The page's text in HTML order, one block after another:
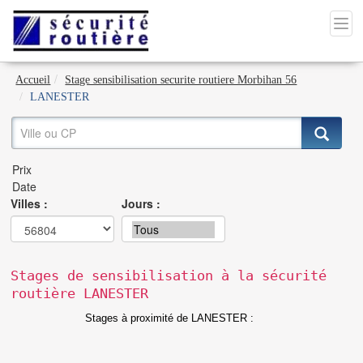
Accueil
Stage sensibilisation securite routiere Morbihan 56
LANESTER
Villes : Jours :
Stages de sensibilisation à la sécurité
routière LANESTER
Stages à proximité de LANESTER :